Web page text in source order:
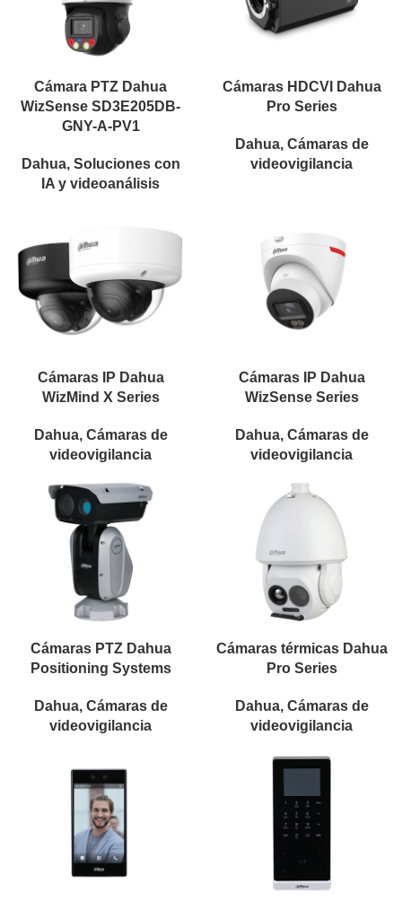
Cámara PTZ Dahua
WizSense SD3E205DB-
GNY-A-PV1
Dahua, Soluciones con
IA y videoanálisis
Cámaras HDCVI Dahua
Pro Series
Dahua, Cámaras de
videovigilancia
Cámaras IP Dahua
WizMind X Series
Dahua, Cámaras de
videovigilancia
Cámaras IP Dahua
WizSense Series
Dahua, Cámaras de
videovigilancia
Cámaras PTZ Dahua
Positioning Systems
Dahua, Cámaras de
videovigilancia
Cámaras térmicas Dahua
Pro Series
Dahua, Cámaras de
videovigilancia